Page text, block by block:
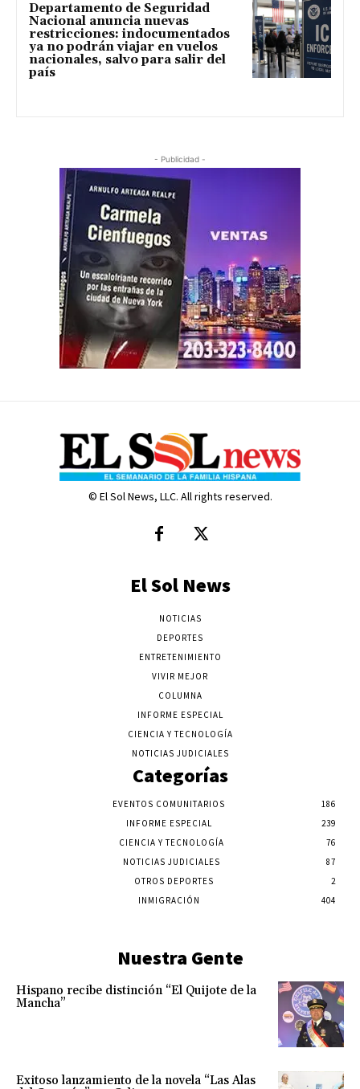
Departamento de Seguridad
Nacional anuncia nuevas
restricciones: indocumentados
ya no podrán viajar en vuelos
nacionales, salvo para salir del
país
- Publicidad -
© El Sol News, LLC. All rights reserved.
El Sol News
NOTICIAS
DEPORTES
ENTRETENIMIENTO
VIVIR MEJOR
COLUMNA
INFORME ESPECIAL
CIENCIA Y TECNOLOGÍA
NOTICIAS JUDICIALES
Categorías
EVENTOS COMUNITARIOS
186
INFORME ESPECIAL
239
CIENCIA Y TECNOLOGÍA
76
NOTICIAS JUDICIALES
87
OTROS DEPORTES
2
INMIGRACIÓN
404
Nuestra Gente
Hispano recibe distinción “El Quijote de la
Mancha”
Exitoso lanzamiento de la novela “Las Alas